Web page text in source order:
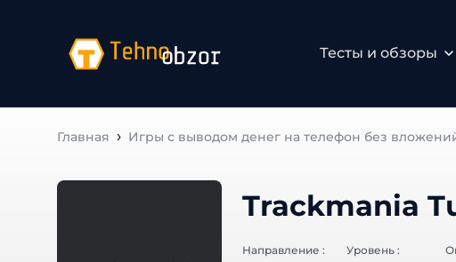
Тесты и обзоры
Главная Игры с выводом денег на телефон без
Trackmania
Направление : Уровень :